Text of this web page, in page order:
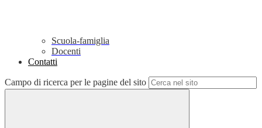
Scuola-famiglia
Docenti
Contatti
Campo di ricerca per le pagine del sito